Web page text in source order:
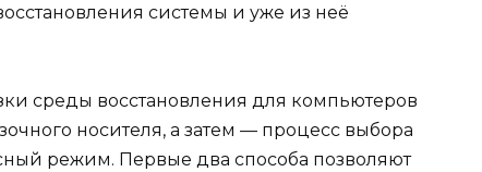
системы и уже из неё
среды восстановления для компьютеров
носителя, а затем — процесс выбора
режим. Первые два способа позволяют